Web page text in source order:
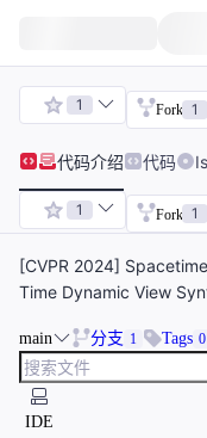
1 Fork 1
代码介绍 代码
1 Fork 1
[CVPR 2024]
Time Dynamic View
main 分支 1 Tags 0
IDE